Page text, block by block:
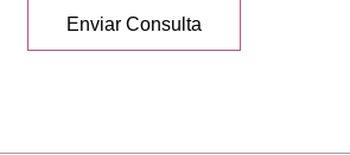
Enviar Consulta